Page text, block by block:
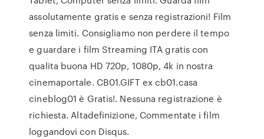
assolutamente gratis e senza registrazioni! Film
senza limiti. Consigliamo non perdere il tempo
e guardare i film Streaming ITA gratis con
qualita buona HD 720p, 1080p, 4k in nostra
cinemaportale. CB01.GIFT ex cb01.casa
cineblog01 è Gratis!. Nessuna registrazione è
richiesta. Altadefinizione, Commentate i film
loggandovi con Disqus.